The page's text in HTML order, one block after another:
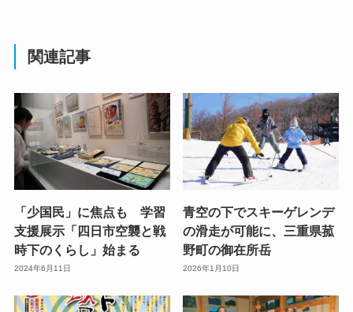
関連記事
「少国民」に焦点も 学習
支援展示「四日市空襲と戦
時下のくらし」始まる
2024年6月11日
青空の下でスキーゲレンデ
の滑走が可能に、三重県菰
野町の御在所岳
2026年1月10日